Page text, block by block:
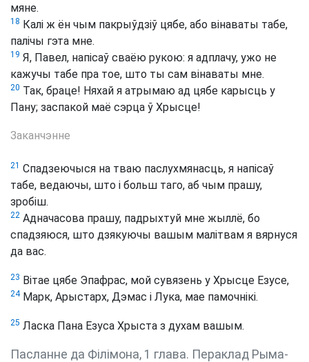
мяне.
18 Калі ж ён чым пакрыўдзіў цябе, або вінаваты табе,
палічы гэта мне.
19 Я, Павел, напісаў сваёю рукою: я адплачу, ужо не
кажучы табе пра тое, што ты сам вінаваты мне.
20 Так, браце! Няхай я атрымаю ад цябе карысць у
Пану; заспакой маё сэрца ў Хрысце!
Заканчэнне
21 Спадзеючыся на тваю паслухмянасць, я напісаў
табе, ведаючы, што і больш таго, аб чым прашу,
зробіш.
22 Адначасова прашу, падрыхтуй мне жыллё, бо
спадзяюся, што дзякуючы вашым малітвам я вярнуся
да вас.
23 Вітае цябе Эпафрас, мой сувязень у Хрысце Езусе,
24Марк, Арыстарх, Дэмас і Лука, мае памочнікі.
25 Ласка Пана Езуса Хрыста з духам вашым.
Пасланне да Філімона, 1 глава. Пераклад Рыма-